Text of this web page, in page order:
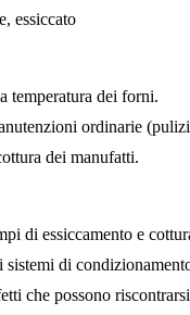
essiccato
temperatura dei forni.
ordinarie
dei manufatti.
di essiccamento e
di
che possono